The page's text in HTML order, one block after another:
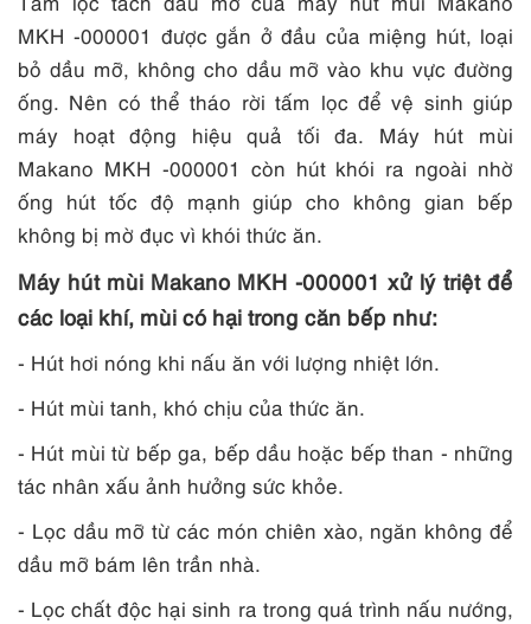
MKH -000001 được gắn ở đầu của miệng hút, loại
bỏ dầu mỡ, không cho dầu mỡ vào khu vực đường
ống. Nên có thể tháo rời tấm lọc để vệ sinh giúp
máy hoạt động hiệu quả tối đa. Máy hút mùi
Makano MKH -000001 còn hút khói ra ngoài nhờ
ống hút tốc độ mạnh giúp cho không gian bếp
không bị mờ đục vì khói thức ăn.
Máy hút mùi Makano MKH -000001 xử lý triệt để
các loại khí, mùi có hại trong căn bếp như:
- Hút hơi nóng khi nấu ăn với lượng nhiệt lớn.
- Hút mùi tanh, khó chịu của thức ăn.
- Hút mùi từ bếp ga, bếp dầu hoặc bếp than - những
tác nhân xấu ảnh hưởng sức khỏe.
- Lọc dầu mỡ từ các món chiên xào, ngăn không để
dầu mỡ bám lên trần nhà.
- Lọc chất độc hại sinh ra trong quá trình nấu nướng,